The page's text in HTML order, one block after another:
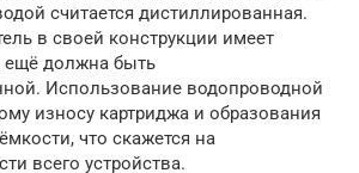
считается дистиллированная.
в своей конструкции имеет
ещё должна быть
Использование водопроводной
износу картриджа и образования
что скажется на
всего устройства.